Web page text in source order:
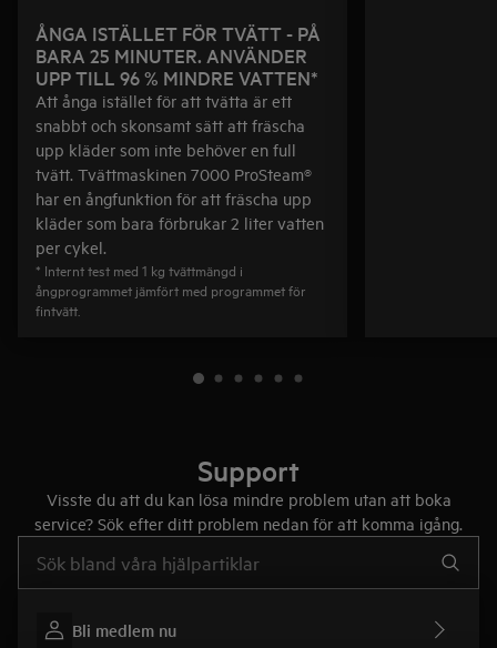
ÅNGA ISTÄLLET FÖR TVÄTT - PÅ
BARA 25 MINUTER. ANVÄNDER
UPP TILL 96 % MINDRE VATTEN*
Att ånga istället för att tvätta är ett
snabbt och skonsamt sätt att fräscha
upp kläder som inte behöver en full
tvätt. Tvättmaskinen 7000 ProSteam®
har en ångfunktion för att fräscha upp
kläder som bara förbrukar 2 liter vatten
per cykel.
* Internt test med 1 kg tvättmängd i
ångprogrammet jämfört med programmet för
fintvätt.
Support
Visste du att du kan lösa mindre problem utan att boka
service? Sök efter ditt problem nedan för att komma igång.
Bli medlem nu